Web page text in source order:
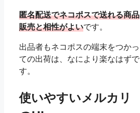
匿名配送でネコポスで送れる商品
販売と相性がよいです。
出品者もネコポスの端末をつかっ
ての出荷は、なにより楽なはずで
す。
使いやすいメルカリ